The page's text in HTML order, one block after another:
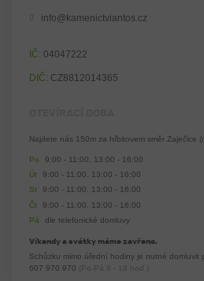
info@kamenictviantos.cz
IČ: 04047222
DIČ: CZ8812014365
Najdete nás 150m za hřbitovem směr Zaječice
Po
9:00 - 11:00, 13:00 - 16:00
Út
9:00 - 11:00, 13:00 - 16:00
St
9:00 - 11:00, 13:00 - 16:00
Čt
9:00 - 11:00, 13:00 - 16:00
Pá
dle telefonické domluvy
Víkendy a svátky máme zavřeno.
Schůzku mimo úřední hodiny je nutné domluvit
607 970 970
(Po-Pá 8 - 18 hod.)